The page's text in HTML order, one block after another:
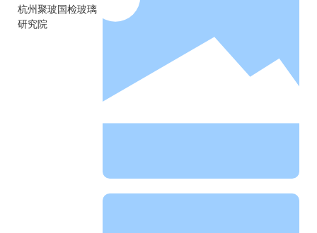
杭州聚玻国检玻璃
研究院